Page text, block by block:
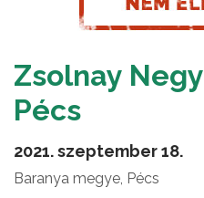
Zsolnay
Pécs
2021. szeptember 18.
Baranya megye, Pécs